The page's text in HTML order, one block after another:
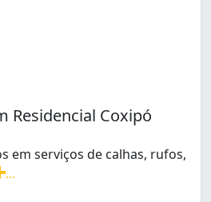
Residencial Coxipó
em serviços de calhas, rufos,